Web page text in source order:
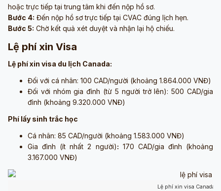
hoặc trực tiếp tại trung tâm khi đến nộp hồ sơ.
Bước 4: Đến nộp hồ sơ trực tiếp tại CVAC đúng lịch hẹn.
Bước 5: Chờ kết quả xét duyệt và nhận lại hộ chiếu.
Lệ phí xin Visa
Lệ phí xin visa du lịch Canada:
Đối với cá nhân: 100 CAD/người (khoảng 1.864.000 VNĐ)
Đối với nhóm gia đình (từ 5 người trở lên): 500 CAD/gia
đình (khoảng 9.320.000 VNĐ)
Phí lấy sinh trắc học
Cá nhân: 85 CAD/người (khoảng 1.583.000 VNĐ)
Gia đình (ít nhất 2 người): 170 CAD/gia đình (khoảng
3.167.000 VNĐ)
Lệ phí xin visa Canada